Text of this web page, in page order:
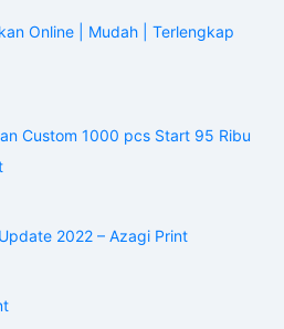
Online | Mudah | Terlengkap
Custom 1000 pcs Start 95 Ribu
2022 – Azagi Print